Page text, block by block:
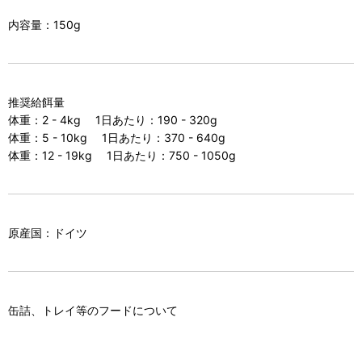
内容量：150g
推奨給餌量
体重：2 - 4kg 1日あたり：190 - 320g
体重：5 - 10kg 1日あたり：370 - 640g
体重：12 - 19kg 1日あたり：750 - 1050g
原産国：ドイツ
缶詰、トレイ等のフードについて